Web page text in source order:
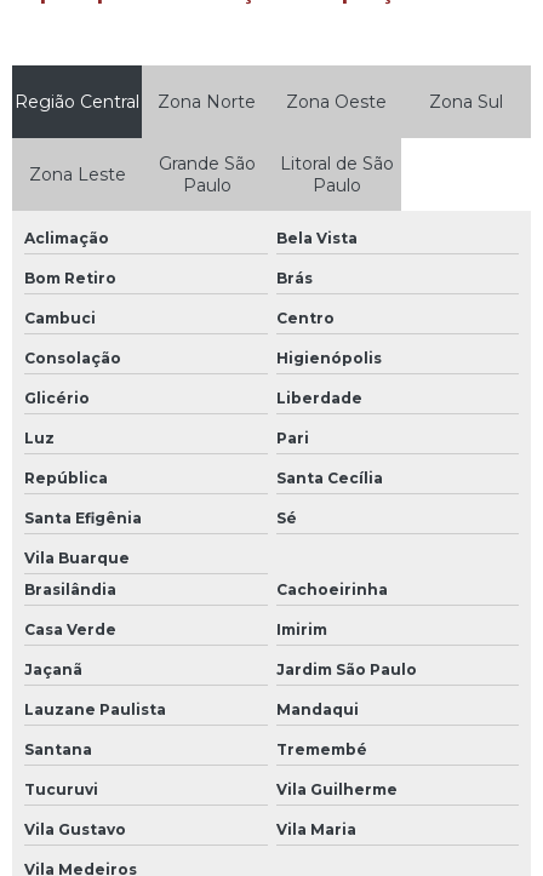
Preço arame recozido 18
Preço arame recozido kg
Preço de coluna pronta para construção civil
Preço do arame recozido
Preço do arame recozido torcido
Sapata para coluna de ferro
Sapata para construção civil
Sapata para construção civil preço
Sapatas para construção
Sapatas para construção preço
Sapatas prontas para construção
Treliça aço
Treliça de ferro 12m preço
Treliça de ferro para coluna
Treliça estrutura metálica
Região Central Zona Norte Zona Oeste Zona Sul
Zona Leste
Grande São
Paulo
Litoral de São
Paulo
Aclimação Bela Vista
Bom Retiro Brás
Cambuci Centro
Consolação Higienópolis
Glicério Liberdade
Luz Pari
República Santa Cecília
Santa Efigênia Sé
Vila Buarque
Brasilândia
Cachoeirinha
Casa Verde Imirim
Jaçanã Jardim São Paulo
Lauzane Paulista Mandaqui
Santana Tremembé
Tucuruvi Vila Guilherme
Vila Gustavo Vila Maria
Vila Medeiros